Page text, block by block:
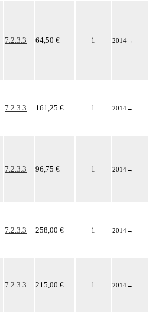
7.2.3.3 64,50 € 1 2014→
7.2.3.3 161,25 € 1 2014→
7.2.3.3 96,75 € 1 2014→
7.2.3.3 258,00 € 1 2014→
7.2.3.3 215,00 € 1 2014→